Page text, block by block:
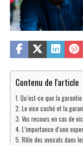
Contenu de l'article
Qu’est-ce que la
Le vice caché et la
Vos recours en cas de
L’importance d’une
Rôle des avocats dans